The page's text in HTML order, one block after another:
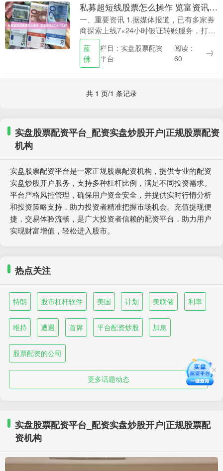
私募超短线股票怎么操作 览富资讯2026.03.05
一、重要资讯 1.据媒体报道，已有多家券
商探索上线7×24小时银证转账服务，打破
传统交易时段限制，实现资金“随转随
用”，更有券商将此作为差异化竞争的重
点。 2.....
蓝
佛
栏目：实盘股票配资
平台
阅读：
60
共 1 页/1 条记录
实盘股票配资平台_配资实盘炒股开户|正规股票配资
机构
实盘股票配资平台是一家正规股票配资机构，提供专业的配资
实盘炒股开户服务，支持多种杠杆比例，满足不同投资需求。
平台严格风控管理，确保用户资金安全，并提供实时行情分析
和投资策略支持，助力投资者精准把握市场机会。充值提现便
捷，交易体验流畅，是广大投资者信赖的配资平台，助力用户
实现财富增值，轻松进入股市。
热点关注
特朗 股市杠杆软件 美国 计划 美联储 利率
维持 遭遇 首席 平台配资炒股 加息
股票配资的公司
更多话题动态
实盘股票配资平台_配资实盘炒股开户|正规股票配
资机构